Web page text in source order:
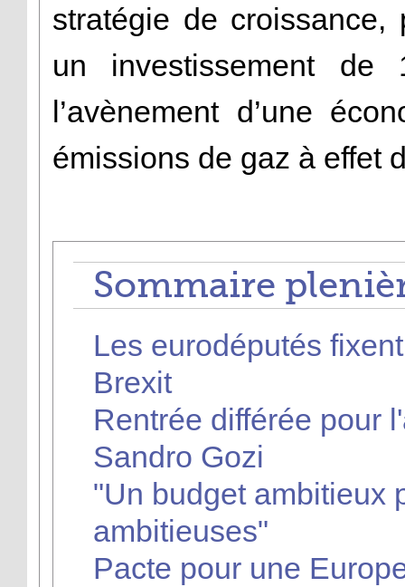
stratégie de
un investissement de
l’avènement d’une
émissions de gaz à effet
Sommaire
Les eurodéputés
Brexit
Rentrée différée pour
Sandro Gozi
"Un budget ambitieux
ambitieuses"
Pacte pour une